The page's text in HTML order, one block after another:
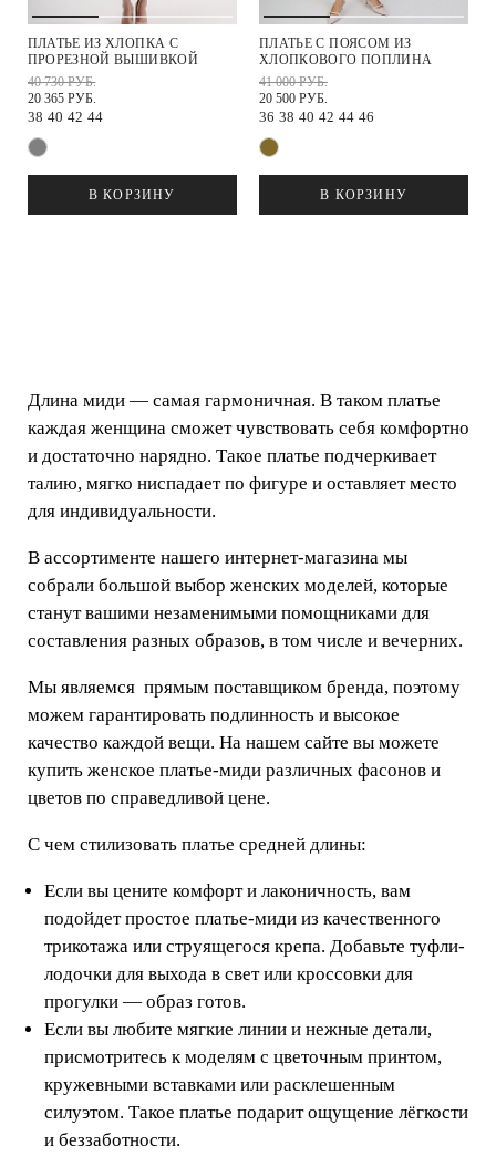
ПЛАТЬЕ ИЗ ХЛОПКА С
ПРОРЕЗНОЙ ВЫШИВКОЙ
40 730 РУБ.
20 365 РУБ.
38 40 42 44
В КОРЗИНУ
ПЛАТЬЕ С ПОЯСОМ ИЗ
ХЛОПКОВОГО ПОПЛИНА
41 000 РУБ.
20 500 РУБ.
36 38 40 42 44 46
В КОРЗИНУ
Длина миди — самая гармоничная. В таком платье
каждая женщина сможет чувствовать себя комфортно
и достаточно нарядно. Такое платье подчеркивает
талию, мягко ниспадает по фигуре и оставляет место
для индивидуальности.
В ассортименте нашего интернет-магазина мы
собрали большой выбор женских моделей, которые
станут вашими незаменимыми помощниками для
составления разных образов, в том числе и вечерних.
Мы являемся прямым поставщиком бренда, поэтому
можем гарантировать подлинность и высокое
качество каждой вещи. На нашем сайте вы можете
купить женское платье-миди различных фасонов и
цветов по справедливой цене.
С чем стилизовать платье средней длины:
Если вы цените комфорт и лаконичность, вам
подойдет простое платье-миди из качественного
трикотажа или струящегося крепа. Добавьте туфли-
лодочки для выхода в свет или кроссовки для
прогулки — образ готов.
Если вы любите мягкие линии и нежные детали,
присмотритесь к моделям с цветочным принтом,
кружевными вставками или расклешенным
силуэтом. Такое платье подарит ощущение лёгкости
и беззаботности.